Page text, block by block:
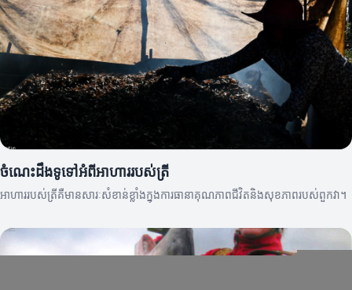
ចំណេះដឹងទូទៅអំពីអាហាររបស់ត្រី
អាហាររបស់ត្រីគឺមានសារៈសំខាន់ខ្លាំងក្នុងការធានាគុណភាពជីវិតនិងសុខភាពរបស់ពួកវា។